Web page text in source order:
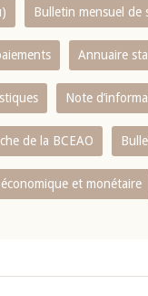
Bulletin mensuel de
Annuaire
Note
de la BCEAO
et monétaire